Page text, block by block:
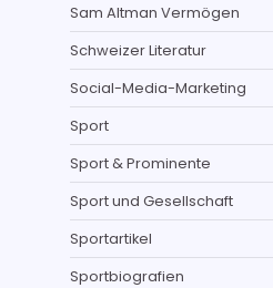
Sam Altman Vermögen
Schweizer Literatur
Social-Media-Marketing
Sport
Sport & Prominente
Sport und Gesellschaft
Sportartikel
Sportbiografien